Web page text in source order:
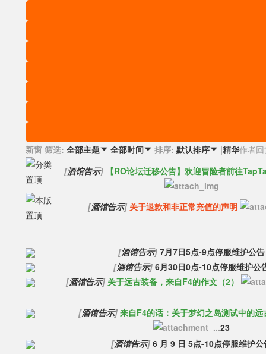
新窗 筛选: 全部主题 全部时间  排序: 默认排序 |精华作者
[酒馆告示] 【RO论坛迁移公告】欢迎冒险者前往
[酒馆告示] 关于退款和非正常充值的声明
[酒馆告示] 7月7日5点-9点停服维护公告
[酒馆告示] 6月30日0点-10点停服维护公
[酒馆告示] 关于远古装备，来自F4的作文（2）
[酒馆告示] 来自F4的话：关于梦幻之岛测试中的远
...23
[酒馆告示] 6 月 9 日 5点-10点停服维护公